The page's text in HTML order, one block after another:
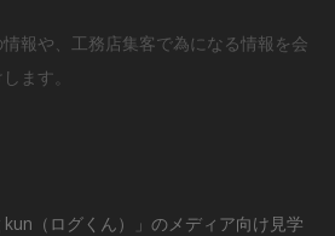
報や、工務店集客で為になる情報を会
ます。
（ログくん）」のメディア向け見学